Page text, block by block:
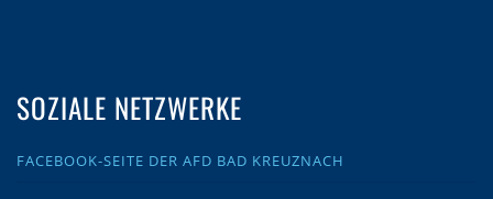
SOZIALE NETZWERKE
FACEBOOK-SEITE DER AFD BAD KREUZNACH